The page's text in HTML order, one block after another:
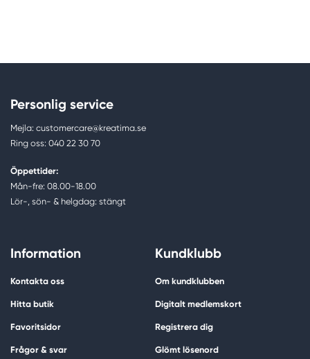
Personlig service
Mejla: customercare@kreatima.se
Ring oss: 040 22 30 70
Öppettider:
Mån-fre: 08.00-18.00
Lör-, sön- & helgdag: stängt
Information
Kontakta oss
Hitta butik
Favoritsidor
Frågor & svar
Kundklubb
Om kundklubben
Digitalt medlemskort
Registrera dig
Glömt lösenord